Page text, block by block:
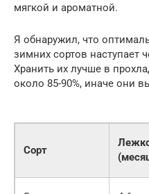
мягкой и ароматной.
Я обнаружил, что
зимних сортов наступает
Хранить их лучше в
около 85-90%, иначе они
Сорт